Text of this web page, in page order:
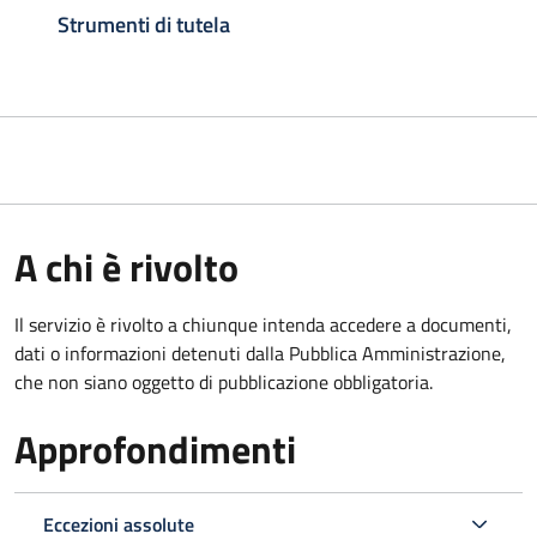
Strumenti di tutela
A chi è rivolto
Il servizio è rivolto a chiunque intenda accedere a documenti,
dati o informazioni detenuti dalla Pubblica Amministrazione,
che non siano oggetto di pubblicazione obbligatoria.
Approfondimenti
Eccezioni assolute